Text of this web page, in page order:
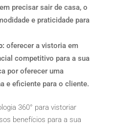
precisar sair de casa, o
e praticidade para
oferecer a vistoria em
competitivo para a sua
por oferecer uma
e eficiente para o cliente.
360° para vistoriar
benefícios para a sua